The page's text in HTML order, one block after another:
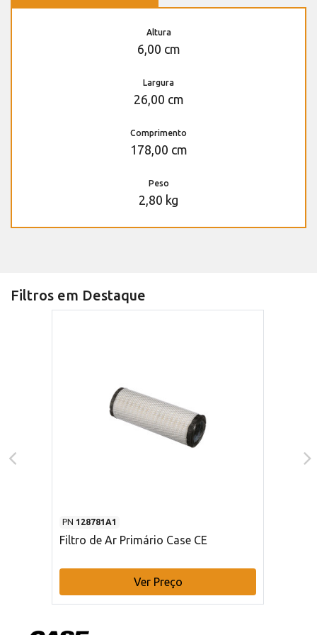
Altura
6,00 cm
Largura
26,00 cm
Comprimento
178,00 cm
Peso
2,80 kg
Filtros em Destaque
PN 128781A1
Filtro de Ar Primário Case CE
Ver Preço